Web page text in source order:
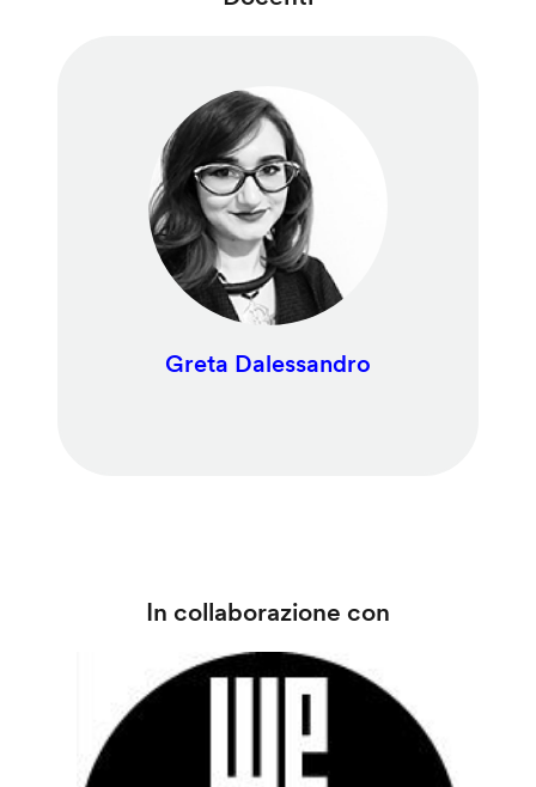
Greta Dalessandro
In collaborazione con